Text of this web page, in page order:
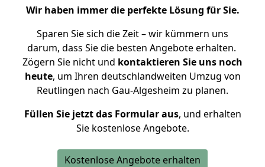
Wir haben immer die perfekte Lösung für Sie.
Sparen Sie sich die Zeit – wir kümmern uns
darum, dass Sie die besten Angebote erhalten.
Zögern Sie nicht und kontaktieren Sie uns noch
heute, um Ihren deutschlandweiten Umzug von
Reutlingen nach Gau-Algesheim zu planen.
Füllen Sie jetzt das Formular aus, und erhalten
Sie kostenlose Angebote.
Kostenlose Angebote erhalten